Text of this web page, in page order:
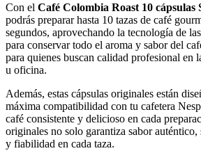
Con el Café Colombia Roast 10 cápsulas
podrás preparar hasta 10 tazas de café
segundos, aprovechando la tecnología de
para conservar todo el aroma y sabor del
para quienes buscan calidad profesional en
u oficina.
Además, estas cápsulas originales están
máxima compatibilidad con tu cafetera
café consistente y delicioso en cada
originales no solo garantiza sabor
y fiabilidad en cada taza.